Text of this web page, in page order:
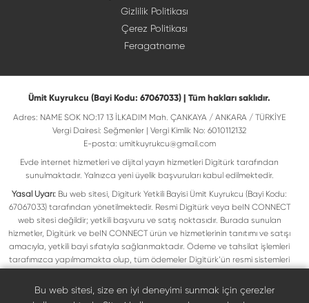
Gizlilik Politikası
Çerez Politikası
Feragatname
Ümit Kuyrukcu (Bayi Kodu: 67067033) | Tüm hakları saklıdır.
Adres: NAME SOK NO:17 13 İLKADIM Mah. ÇANKAYA / ANKARA / TÜRKİYE
Vergi Dairesi: Seğmenler | Vergi Kimlik No: 6010112132
E-posta: umitkuyrukcu@gmail.com
Evde internet hizmetleri ve dijital yayın hizmetleri Digitürk tarafından
sunulmaktadır. Yalnızca yeni üyelik başvuruları kabul edilmektedir.
Yasal Uyarı: Bu web sitesi, Digiturk Yetkili Bayisi Ümit Kuyrukcu (Bayi Kodu:
67067033) tarafından yönetilmektedir. Resmi Digitürk veya beIN CONNECT
web sitesi değildir; yetkili başvuru ve satış noktasıdır. Burada sunulan
hizmetler, Digitürk ve beIN CONNECT ürün ve hizmetlerinin tanıtımı ve satışı
amacıyla, yetkili bayi sıfatıyla sağlanmaktadır. Ödeme ve tahsilat işlemleri
tarafımızca yapılmamakta olup, tüm ödemeler Digitürk’ün resmi sistemleri
ilgili hak sahiplerine ait olup yasal koruma altındadır. Bu markalar, yalnızca
marka sahiplerinin kullanım koşullarına uygun şekilde kullanılmaktadır. Digitürk
Bu web sitesi, size en iyi deneyimi sunmak için çerezler